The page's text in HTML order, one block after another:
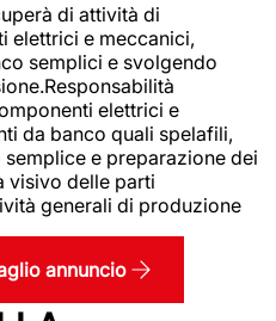
di attività di
elettrici e meccanici,
semplici e svolgendo
elettrici e
da banco quali spelafili,
e preparazione dei
visivo delle parti
generali di produzione
annuncio